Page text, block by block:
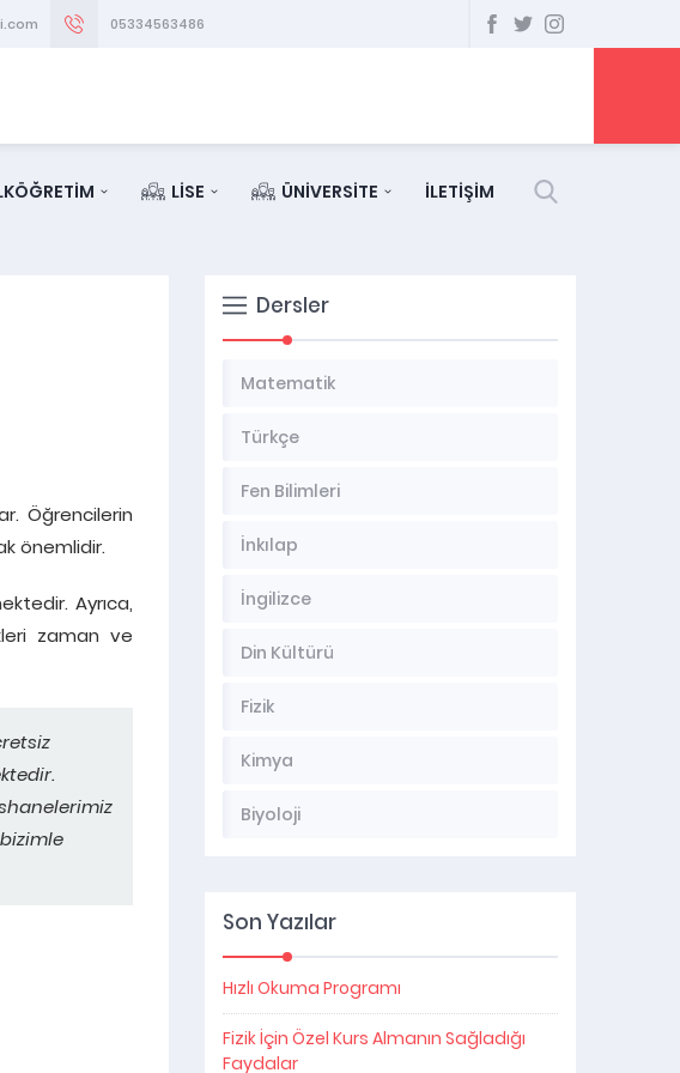
05334563486
LİSE ÜNİVERSİTE İLETİŞİM
Öğrencilerin
önemlidir.
Ayrıca,
zaman ve
Dersler
Matematik
Türkçe
Fen Bilimleri
İnkılap
İngilizce
Din Kültürü
Fizik
Kimya
Biyoloji
Son Yazılar
Hızlı Okuma Programı
Fizik İçin Özel Kurs Almanın Sağladığı
Faydalar